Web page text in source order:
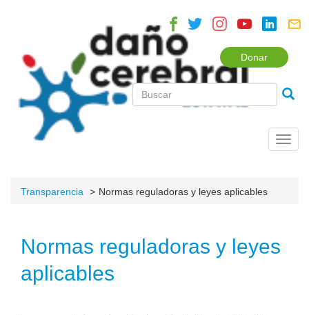
Donar
Transparencia Normas reguladoras y leyes aplicables
Normas reguladoras y leyes
aplicables